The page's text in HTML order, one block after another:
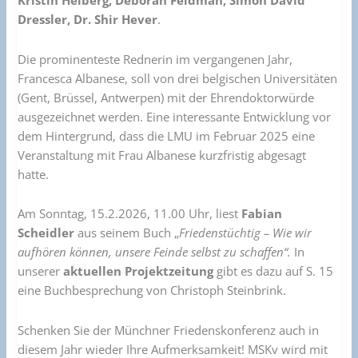
Dressler, Dr. Shir Hever.
Die prominenteste Rednerin im vergangenen Jahr,
Francesca Albanese, soll von drei belgischen Universitäten
(Gent, Brüssel, Antwerpen) mit der Ehrendoktorwürde
ausgezeichnet werden. Eine interessante Entwicklung vor
dem Hintergrund, dass die LMU im Februar 2025 eine
Veranstaltung mit Frau Albanese kurzfristig abgesagt
hatte.
Am Sonntag, 15.2.2026, 11.00 Uhr, liest Fabian
Scheidler aus seinem Buch „Friedenstüchtig – Wie wir
aufhören können, unsere Feinde selbst zu schaffen“. In
unsereraktuellen Projektzeitunggibt es dazu auf S. 15
eine Buchbesprechung von Christoph Steinbrink.
Schenken Sie der Münchner Friedenskonferenz auch in
diesem Jahr wieder Ihre Aufmerksamkeit! MSKv wird mit